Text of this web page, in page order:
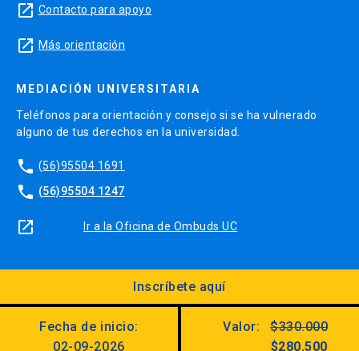
Inscríbete aquí
Fecha de inicio:
02-09-2026
Valor:
$330.000
$280.500
launch Contacto para apoyo
launch Más orientación
MEDIACIÓN UNIVERSITARIA
Teléfonos para orientación y consejo si se ha vulnerado
alguno de tus derechos en la universidad.
phone (56)95504 1691
phone (56)95504 1247
launch Ir a la Oficina de Ombuds UC
Diseño:Dirección Digital, Prorrectoría
Utilizando elKit Digital UC